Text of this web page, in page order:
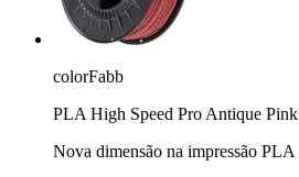
colorFabb
PLA High Speed Pro Antique Pink
Nova dimensão na impressão PLA